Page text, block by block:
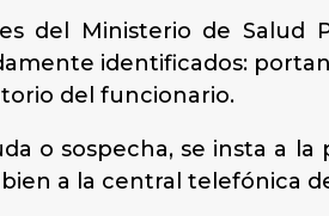
del Ministerio de
identificados:
del funcionario.
o sospecha, se insta a
bien a la central telefónica